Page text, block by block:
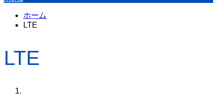
ホーム
LTE
LTE